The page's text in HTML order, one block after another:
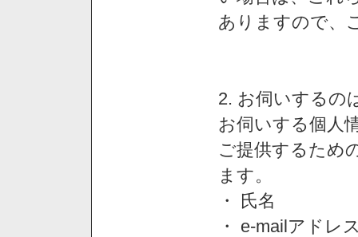
ありますので、
2. お伺いするの
お伺いする個人
ご提供するため
ます。
・ 氏名
・ e-mailアドレ